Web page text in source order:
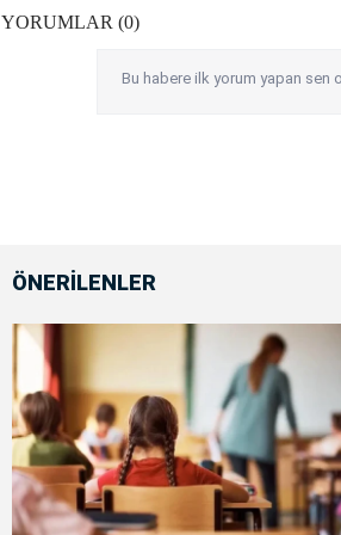
YORUMLAR (0)
Bu habere ilk yorum yapan sen
ÖNERİLENLER